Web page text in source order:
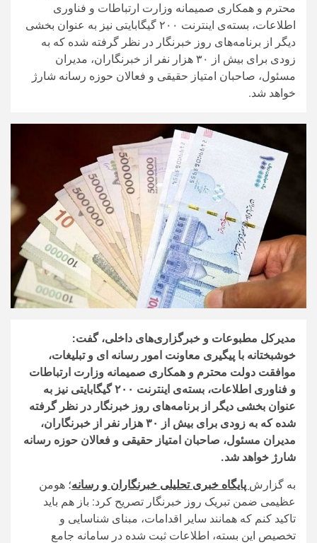
محترم و همکاری صمیمانه وزارت ارتباطات و فناوری
اطلاعات، بسته‌ی اینترنت ۲۰۰ گیگابایتی نیز به عنوان بخشی
دیگر از برنامه‌های روز خبرنگار در نظر گرفته شده که به
زودی برای بیش از ۳۰ هزار نفر از خبرنگاران، مدیران
مسئول، صاحبان امتیاز حقیقی و فعالان حوزه رسانه شارژ
خواهد شد.
مدیرکل مطبوعات و خبرگزاری‌های داخلی، گفت:
خوشبختانه با پیگیری معاونت امور رسانه ای و تبلیغات،
موافقت دولت محترم و همکاری صمیمانه وزارت ارتباطات
و فناوری اطلاعات، بسته‌ی اینترنت ۲۰۰ گیگابایتی نیز به
عنوان بخشی دیگر از برنامه‌های روز خبرنگار در نظر گرفته
شده که به زودی برای بیش از ۳۰ هزار نفر از خبرنگاران،
مدیران مسئول، صاحبان امتیاز حقیقی و فعالان حوزه رسانه
شارژ خواهد شد.
به گزارش پایگاه خبری تحلیلی خبرنگاران و رسانه؛ هومن
عظیمی ضمن تبریک روز خبرنگار تصریح کرد: باز هم باید
تاکید کنم که همانند سایر اقدامات، مبنای شناسایی و
تخصیص این بسته، اطلاعات ثبت‌ شده در سامانه جامع